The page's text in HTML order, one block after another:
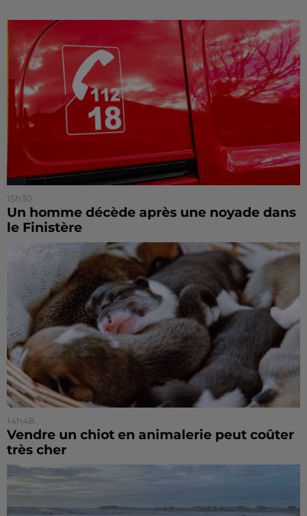
15h30
Un homme décède après une noyade dans
le Finistère
14h48
Vendre un chiot en animalerie peut coûter
très cher